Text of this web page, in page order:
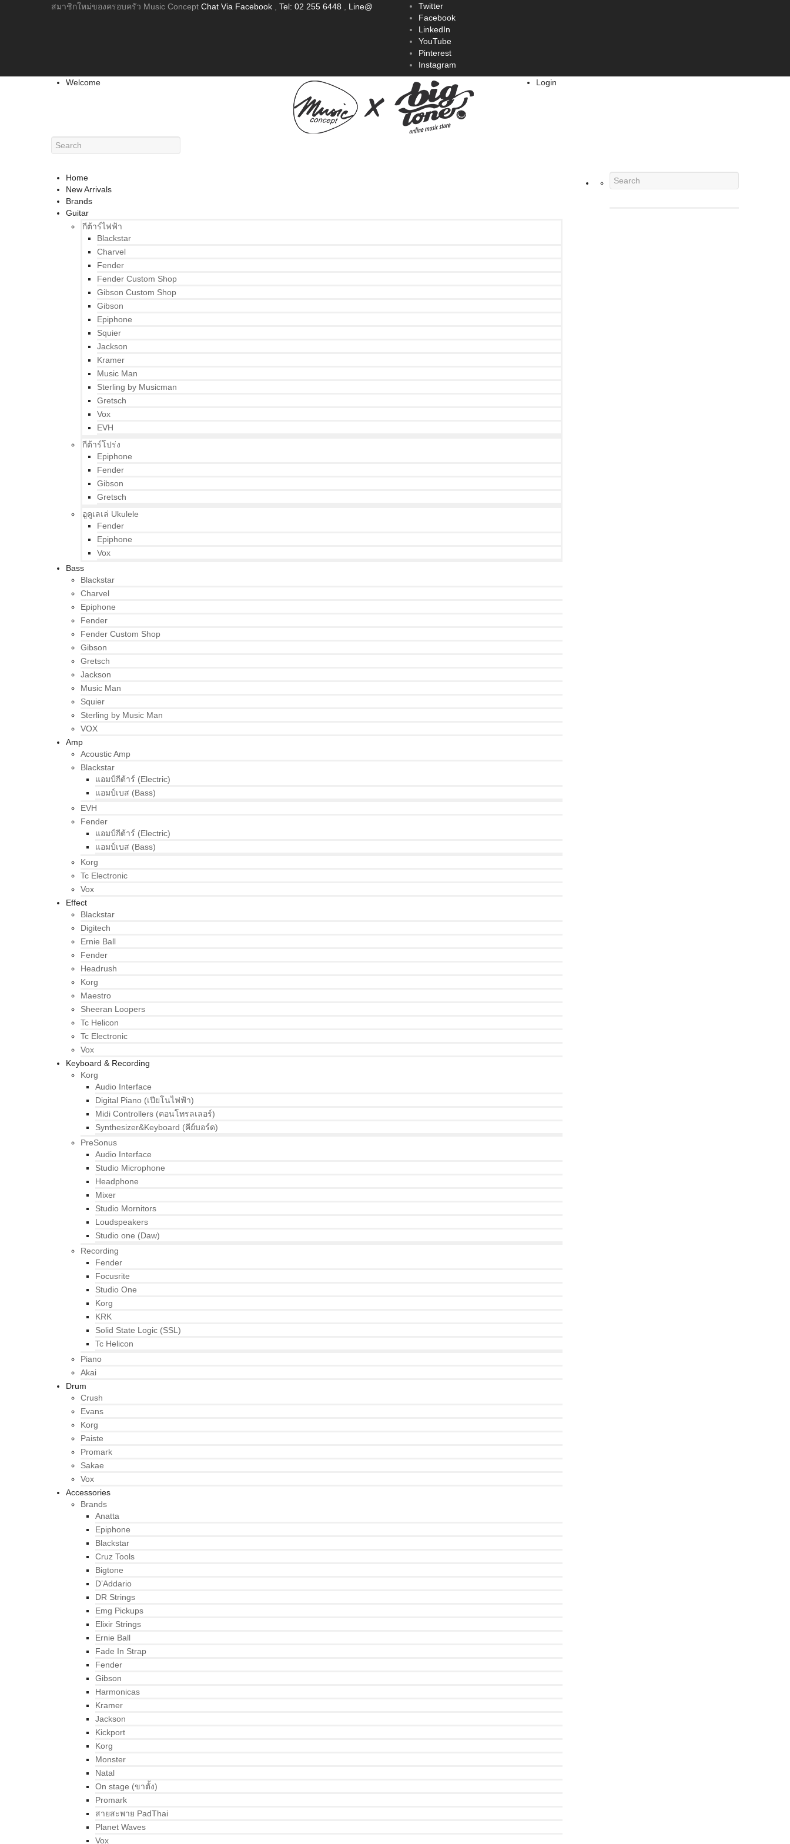
สมาชิกใหม่ของครอบครัว Music Concept Chat Via Facebook Tel: 02 255 6448 Line@
Twitter
Facebook
LinkedIn
YouTube
Pinterest
Instagram
Welcome
Login
Home
New Arrivals
Brands
Guitar
กีต้าร์ไฟฟ้า
Blackstar
Charvel
Fender
Fender Custom Shop
Gibson Custom Shop
Gibson
Epiphone
Squier
Jackson
Kramer
Music Man
Sterling by Musicman
Gretsch
Vox
EVH
กีต้าร์โปร่ง
Epiphone
Fender
Gibson
Gretsch
อูคูเลเล่ Ukulele
Fender
Epiphone
Vox
Bass
Blackstar
Charvel
Epiphone
Fender
Fender Custom Shop
Gibson
Gretsch
Jackson
Music Man
Squier
Sterling by Music Man
VOX
Amp
Acoustic Amp
Blackstar
แอมป์กีต้าร์ (Electric)
แอมป์เบส (Bass)
EVH
Fender
แอมป์กีต้าร์ (Electric)
แอมป์เบส (Bass)
Korg
Tc Electronic
Vox
Effect
Blackstar
Digitech
Ernie Ball
Fender
Headrush
Korg
Maestro
Sheeran Loopers
Tc Helicon
Tc Electronic
Vox
Keyboard & Recording
Korg
Audio Interface
Digital Piano (เปียโนไฟฟ้า)
Midi Controllers (คอนโทรลเลอร์)
Synthesizer&Keyboard (คีย์บอร์ด)
PreSonus
Audio Interface
Studio Microphone
Headphone
Mixer
Studio Mornitors
Loudspeakers
Studio one (Daw)
Recording
Fender
Focusrite
Studio One
Korg
KRK
Solid State Logic (SSL)
Tc Helicon
Piano
Akai
Drum
Crush
Evans
Korg
Paiste
Promark
Sakae
Vox
Accessories
Brands
Anatta
Epiphone
Blackstar
Cruz Tools
Bigtone
D’Addario
DR Strings
Emg Pickups
Elixir Strings
Ernie Ball
Fade In Strap
Fender
Gibson
Harmonicas
Kramer
Jackson
Kickport
Korg
Monster
Natal
On stage (ขาตั้ง)
Promark
สายสะพาย PadThai
Planet Waves
Vox